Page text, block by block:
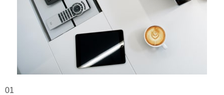
01